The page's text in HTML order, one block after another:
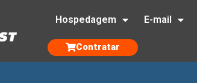
Hospedagem E-mail
Contratar